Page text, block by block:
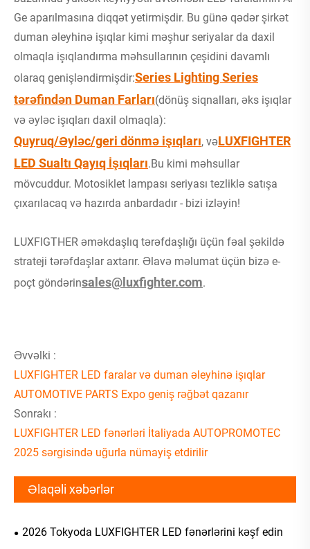
Ge aparılmasına diqqət yetirmişdir. Bu günə qədər şirkət
duman əleyhinə işıqlar kimi məşhur seriyalar da daxil
olmaqla işıqlandırma məhsullarının çeşidini davamlı
olaraq genişləndirmişdir:Series Lighting Series
tərəfindən Duman Farları(dönüş siqnalları, əks işıqlar
və əyləc işıqları daxil olmaqla):
Quyruq/Əyləc/geri dönmə işıqları, vəLUXFIGHTER
LED Sualtı Qayıq İşıqları.Bu kimi məhsullar
mövcuddur. Motosiklet lampası seriyası tezliklə satışa
çıxarılacaq və hazırda anbardadır - bizi izləyin!
LUXFIGTHER əməkdaşlıq tərəfdaşlığı üçün fəal şəkildə
strateji tərəfdaşlar axtarır. Əlavə məlumat üçün bizə e-
poçt göndərinsales@luxfighter.com.
Əvvəlki :
LUXFIGHTER LED faralar və duman əleyhinə işıqlar
AUTOMOTIVE PARTS Expo geniş rəğbət qazanır
Sonrakı :
LUXFIGHTER LED fənərləri İtaliyada AUTOPROMOTEC
2025 sərgisində uğurla nümayiş etdirilir
Əlaqəli xəbərlər
2026 Tokyoda LUXFIGHTER LED fənərlərini kəşf edin